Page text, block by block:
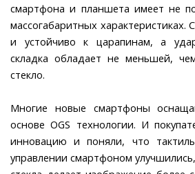
смартфона и планшета имеет не
массогабаритных характеристиках.
и устойчиво к царапинам, а
складка обладает не меньшей,
стекло.
Многие новые смартфоны
основе OGS технологии. И
инновацию и поняли, что
управлении смартфоном